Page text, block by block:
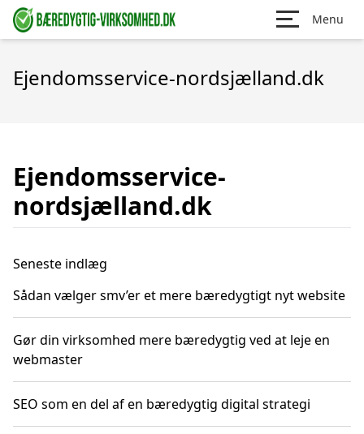
Menu
Ejendomsservice-nordsjælland.dk
Ejendomsservice-
nordsjælland.dk
Seneste indlæg
Sådan vælger smv’er et mere bæredygtigt nyt website
Gør din virksomhed mere bæredygtig ved at leje en
webmaster
SEO som en del af en bæredygtig digital strategi